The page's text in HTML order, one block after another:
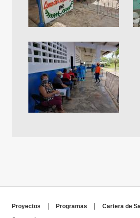
Proyectos Programas Cartera de